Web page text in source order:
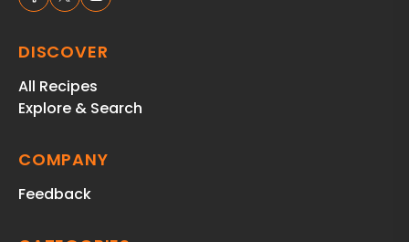
DISCOVER
All Recipes
Explore & Search
COMPANY
Feedback